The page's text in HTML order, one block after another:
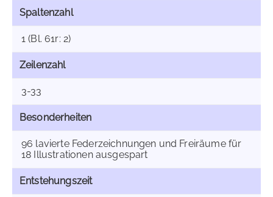
Spaltenzahl
1 (Bl. 61r: 2)
Zeilenzahl
3-33
Besonderheiten
96 lavierte Federzeichnungen und Freiräume für
18 Illustrationen ausgespart
Entstehungszeit